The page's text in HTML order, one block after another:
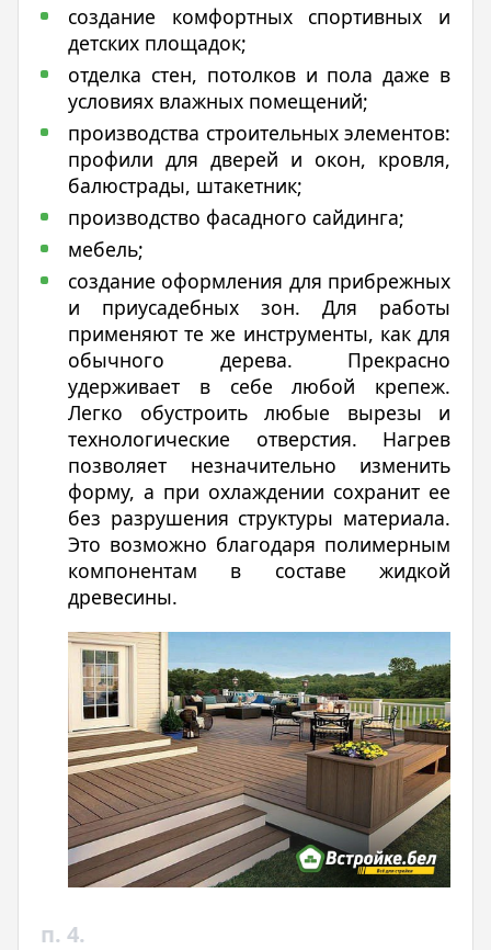
создание комфортных спортивных и
детских площадок;
отделка стен, потолков и пола даже в
условиях влажных помещений;
производства строительных элементов:
профили для дверей и окон, кровля,
балюстрады, штакетник;
производство фасадного сайдинга;
мебель;
создание оформления для прибрежных
и приусадебных зон. Для работы
применяют те же инструменты, как для
обычного дерева. Прекрасно
удерживает в себе любой крепеж.
Легко обустроить любые вырезы и
технологические отверстия. Нагрев
позволяет незначительно изменить
форму, а при охлаждении сохранит ее
без разрушения структуры материала.
Это возможно благодаря полимерным
компонентам в составе жидкой
древесины.
п. 4.